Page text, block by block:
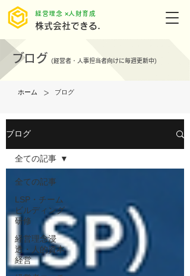
株式会社できる.
​経営理念 ×人財育成
ブログ (経営者・人事担当者向けに毎週更新中)
ホーム > ブログ
ブログ
全ての記事
LSP・チーム
ビルディング
研修
経営理念浸
透・人的資本
経営
全ての記事